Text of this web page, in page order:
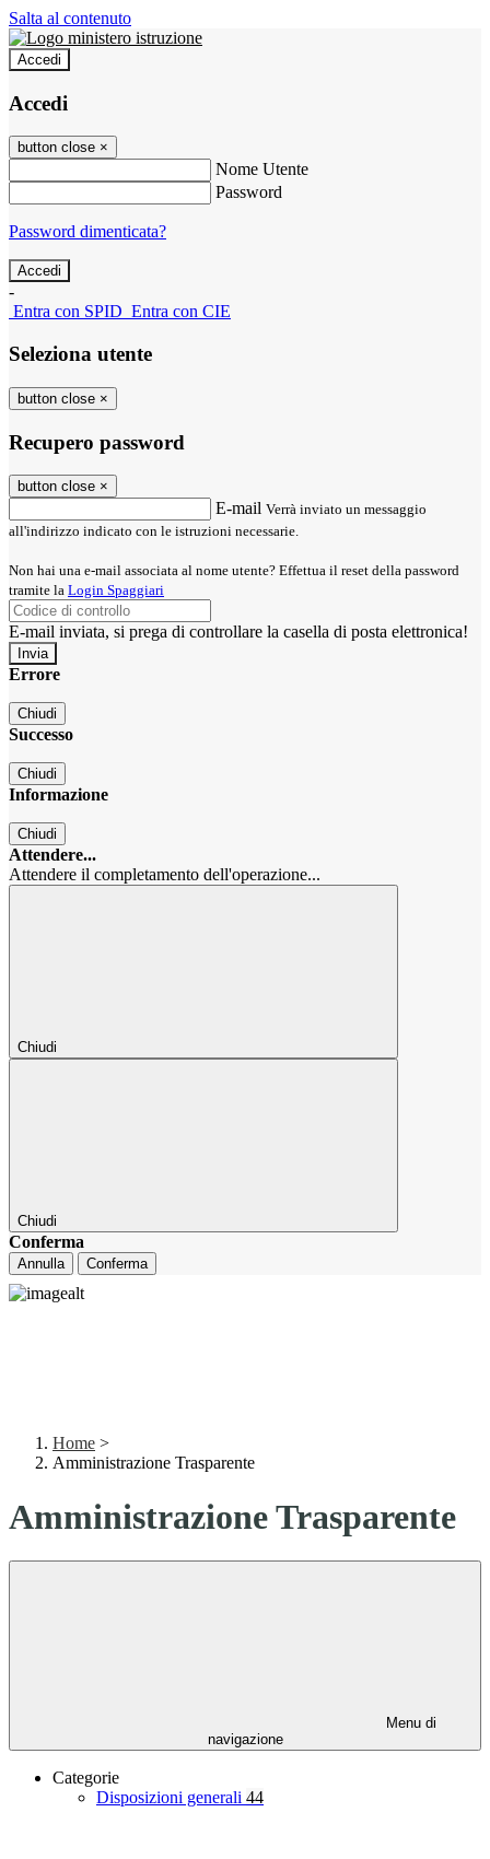
Salta al contenuto
Accedi
Accedi
button close ×
Nome Utente
Password
Password dimenticata?
-
Entra con SPID Entra con CIE
Seleziona utente
button close ×
Recupero password
button close ×
E-mail Verrà inviato un messaggio
all'indirizzo indicato con le istruzioni necessarie.
Non hai una e-mail associata al nome utente? Effettua il reset della password
tramite la Login Spaggiari
E-mail inviata, si prega di controllare la casella di posta elettronica!
Errore
Chiudi
Successo
Chiudi
Informazione
Chiudi
Attendere...
Attendere il completamento dell'operazione...
Chiudi
Chiudi
Conferma
Annulla Conferma
Home >
Amministrazione Trasparente
Amministrazione Trasparente
Menu di
navigazione
Categorie
Disposizioni generali 44